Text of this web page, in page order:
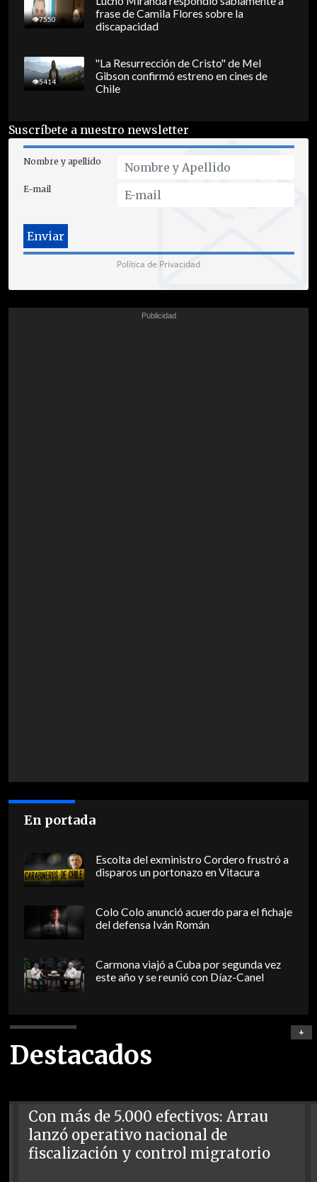
7550
frase de Camila Flores sobre la
discapacidad
5414
"La Resurrección de Cristo" de Mel
Gibson confirmó estreno en cines de
Chile
Suscríbete a nuestro newsletter
Nombre y apellido
E-mail
Política de Privacidad
En portada
Escolta del exministro Cordero frustró a
disparos un portonazo en Vitacura
Colo Colo anunció acuerdo para el fichaje
del defensa Iván Román
Carmona viajó a Cuba por segunda vez
este año y se reunió con Díaz-Canel
Destacados
+
Con más de 5.000 efectivos: Arrau
lanzó operativo nacional de
fiscalización y control migratorio